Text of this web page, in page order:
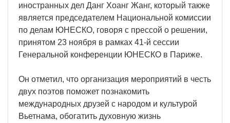
иностранных дел Данг Хоанг Жанг, который также
является председателем Национальной комиссии
по делам ЮНЕСКО, говоря с прессой о решении,
принятом 23 ноября в рамках 41-й сессии
Генеральной конференции ЮНЕСКО в Париже.
Он отметил, что организация мероприятий в честь
двух поэтов поможет познакомить
международных друзей с народом и культурой
Вьетнама, обогатить духовную жизнь